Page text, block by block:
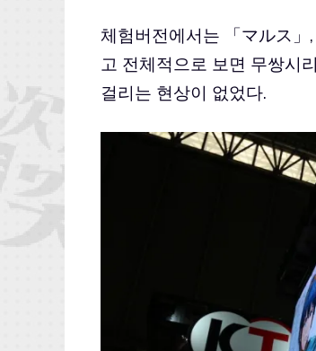
체험버전에서는 「マルス
고 전체적으로 보면 무쌍시
걸리는 현상이 없었다.